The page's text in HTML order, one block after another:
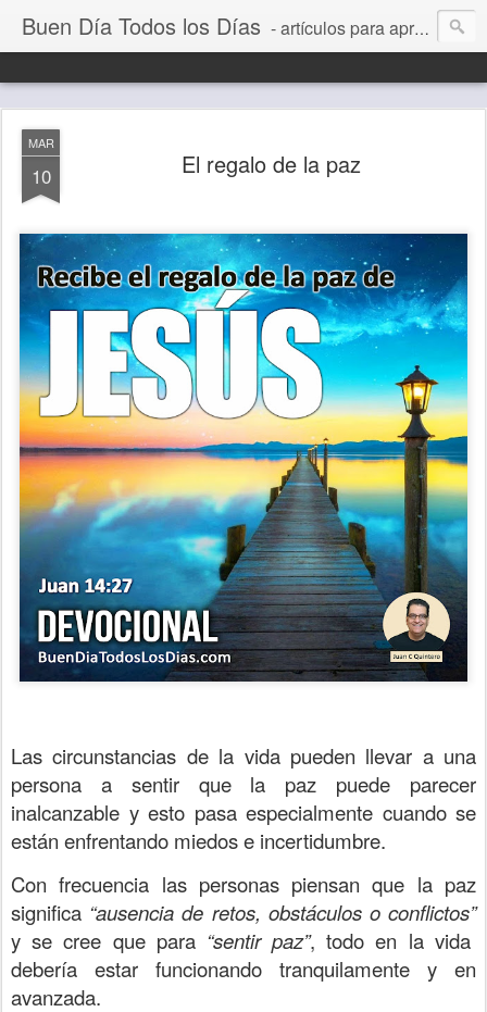
Buen Día Todos los Días - artículos para aprender a vivir mejor, un día a la vez. Por Juan C Quintero
MAR
10 El regalo de la paz
Las circunstancias de la vida pueden llevar a una
persona a sentir que la paz puede parecer
inalcanzable y esto pasa especialmente cuando se
están enfrentando miedos e incertidumbre.
Con frecuencia las personas piensan que la paz
significa “ausencia de retos, obstáculos o conflictos”
y se cree que para “sentir paz”, todo en la vida
debería estar funcionando tranquilamente y en
avanzada.